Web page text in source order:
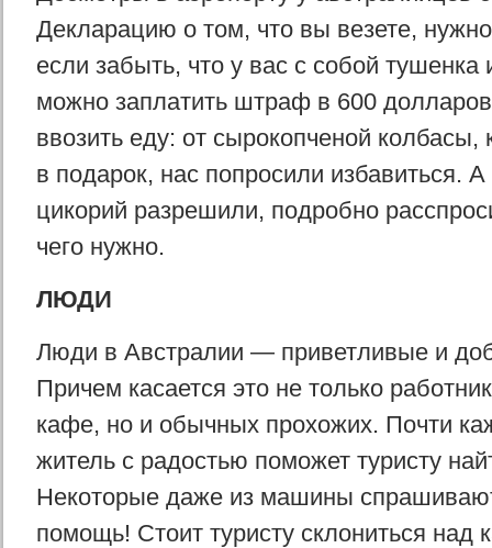
Декларацию о том, что вы везете,
если забыть, что у вас с собой тушенка
можно заплатить штраф в 600
ввозить еду: от сырокопченой
в подарок, нас попросили избавиться. А
цикорий разрешили, подробно
чего нужно.
ЛЮДИ
Люди в Австралии — приветливые и
Причем касается это не только
кафе, но и обычных прохожих. Почти
житель с радостью поможет туристу
Некоторые даже из машины
помощь! Стоит туристу склониться над